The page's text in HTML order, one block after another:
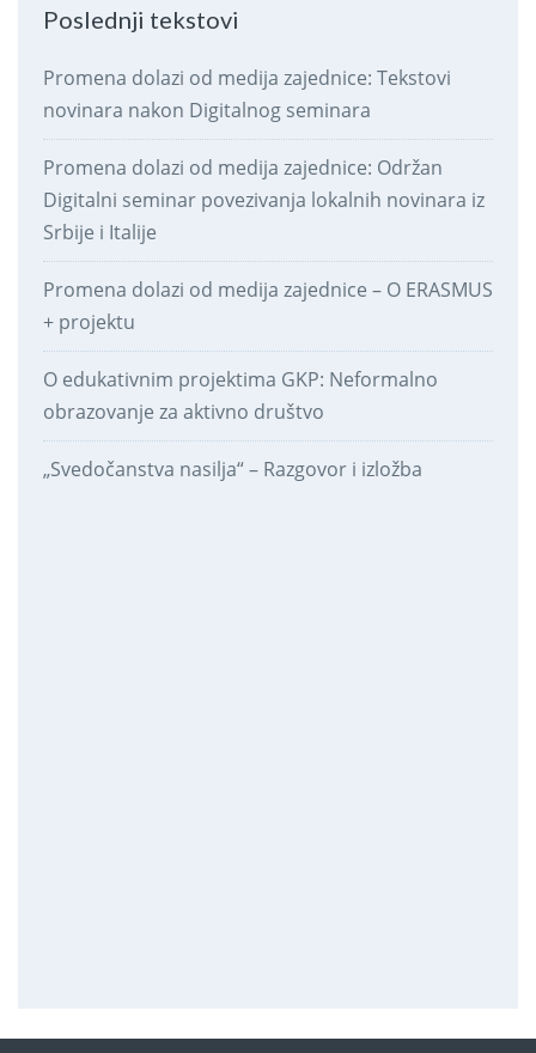
Poslednji tekstovi
Promena dolazi od medija zajednice: Tekstovi
novinara nakon Digitalnog seminara
Promena dolazi od medija zajednice: Održan
Digitalni seminar povezivanja lokalnih novinara iz
Srbije i Italije
Promena dolazi od medija zajednice – O ERASMUS
+ projektu
O edukativnim projektima GKP: Neformalno
obrazovanje za aktivno društvo
„Svedočanstva nasilja“ – Razgovor i izložba